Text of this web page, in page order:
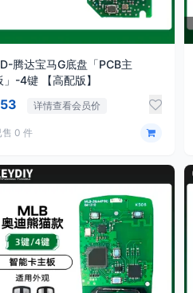
腾达宝马G底盘「PCB主
」-4键 【高配版】
详情查看会员价
售 0 件